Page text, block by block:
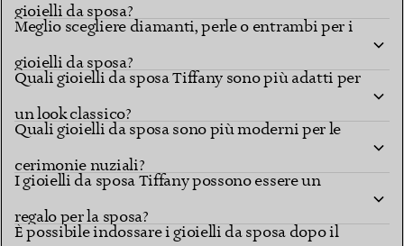
gioielli da sposa?
Meglio scegliere diamanti, perle o entrambi per i
gioielli da sposa?
Quali gioielli da sposa Tiffany sono più adatti per
un look classico?
Quali gioielli da sposa sono più moderni per le
cerimonie nuziali?
I gioielli da sposa Tiffany possono essere un
regalo per la sposa?
È possibile indossare i gioielli da sposa dopo il